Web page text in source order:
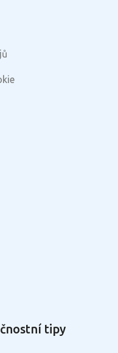
tipy